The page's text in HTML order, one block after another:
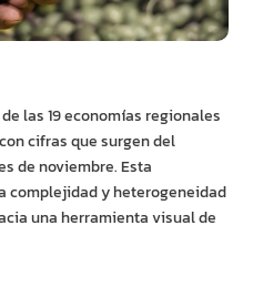
las 19 economías regionales
cifras que surgen del
de noviembre. Esta
complejidad y heterogeneidad
una herramienta visual de